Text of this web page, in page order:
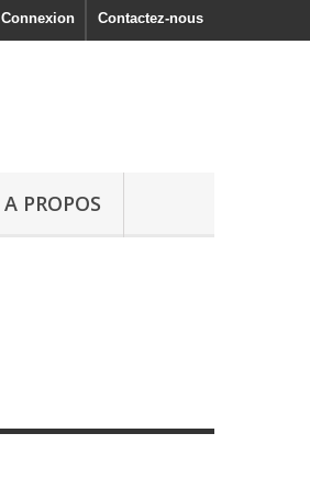
Contactez-nous
Connexion
A PROPOS